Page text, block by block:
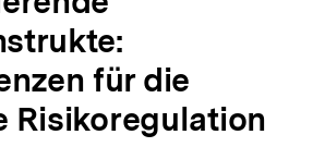
für die
Risikoregulation